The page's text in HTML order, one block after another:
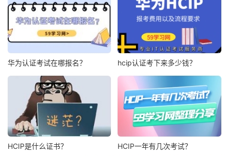
华为认证考试在哪报名？ hcip认证考下来多少钱？
HCIP是什么证书？ HCIP一年有几次考试？